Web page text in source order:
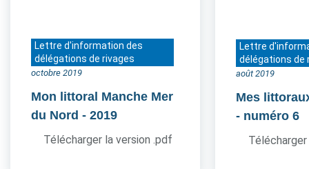
Lettre d'information des
délégations de rivages
octobre 2019
Mon littoral Manche Mer
du Nord - 2019
Télécharger la version .pdf
Lettre
délégations de
août 2019
Mes
- numéro 6